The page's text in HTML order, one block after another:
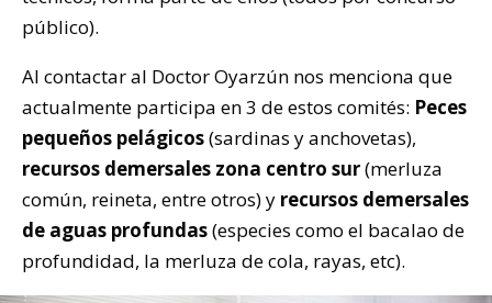
público).
Al contactar al Doctor Oyarzún nos menciona que
actualmente participa en 3 de estos comités: Peces
pequeños pelágicos(sardinas y anchovetas),
recursos demersales zona centro sur(merluza
común, reineta, entre otros) y recursos demersales
de aguas profundas(especies como el bacalao de
profundidad, la merluza de cola, rayas, etc).